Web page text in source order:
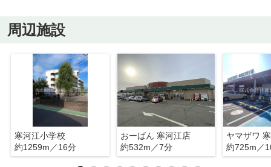
周辺施設
寒河江小学校
約1259m／16分
おーばん 寒河江店
約532m／7分
約725m／